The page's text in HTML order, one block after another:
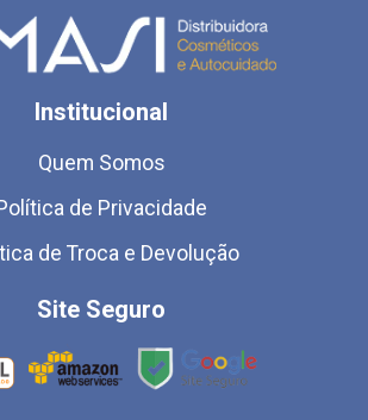
Institucional
Quem Somos
de Privacidade
de Troca e Devolução
Site Seguro